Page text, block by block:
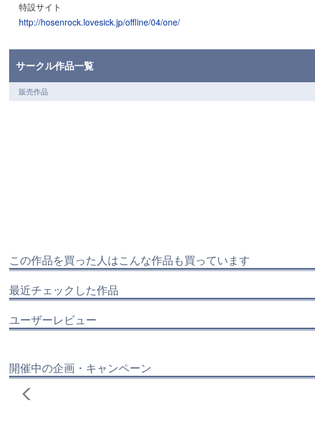
特設サイト
http://hosenrock.lovesick.jp/offline/04/one/
サークル作品一覧
販売作品
この作品を買った人はこんな作品も買っています
最近チェックした作品
ユーザーレビュー
開催中の企画・キャンペーン